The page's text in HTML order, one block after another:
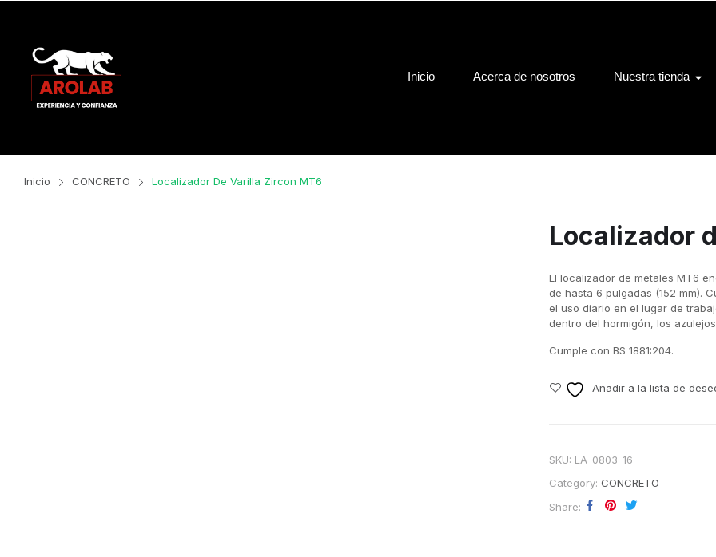
Inicio Acerca de nosotros Nuestra tienda
Inicio CONCRETO Localizador De Varilla Zircon MT6
Localizador
El localizador de metales MT6
de hasta 6 pulgadas (152 mm).
el uso diario en el lugar de
dentro del hormigón, los
Cumple con BS 1881:204.
Añadir a la lista de
SKU: LA-0803-16
Category: CONCRETO
Share